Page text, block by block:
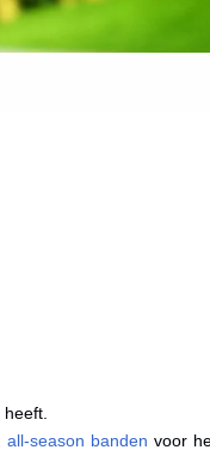
all-season banden voor